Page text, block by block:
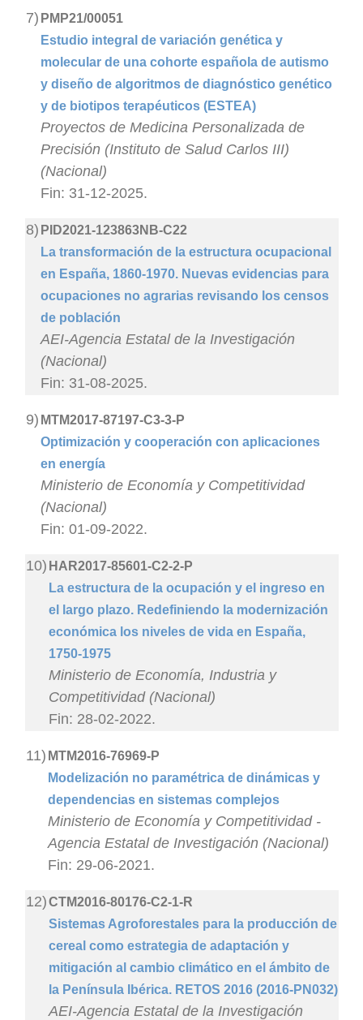
7) PMP21/00051
Estudio integral de variación genética y
molecular de una cohorte española de autismo
y diseño de algoritmos de diagnóstico genético
y de biotipos terapéuticos (ESTEA)
Proyectos de Medicina Personalizada de
Precisión (Instituto de Salud Carlos III)
(Nacional)
Fin: 31-12-2025.
8) PID2021-123863NB-C22
La transformación de la estructura ocupacional
en España, 1860-1970. Nuevas evidencias para
ocupaciones no agrarias revisando los censos
de población
AEI-Agencia Estatal de la Investigación
(Nacional)
Fin: 31-08-2025.
9) MTM2017-87197-C3-3-P
Optimización y cooperación con aplicaciones
en energía
Ministerio de Economía y Competitividad
(Nacional)
Fin: 01-09-2022.
10) HAR2017-85601-C2-2-P
La estructura de la ocupación y el ingreso en
el largo plazo. Redefiniendo la modernización
económica los niveles de vida en España,
1750-1975
Ministerio de Economía, Industria y
Competitividad (Nacional)
Fin: 28-02-2022.
11) MTM2016-76969-P
Modelización no paramétrica de dinámicas y
dependencias en sistemas complejos
Ministerio de Economía y Competitividad -
Agencia Estatal de Investigación (Nacional)
Fin: 29-06-2021.
12)CTM2016-80176-C2-1-R
Sistemas Agroforestales para la producción de
cereal como estrategia de adaptación y
mitigación al cambio climático en el ámbito de
la Península Ibérica. RETOS 2016 (2016-PN032)
AEI-Agencia Estatal de la Investigación